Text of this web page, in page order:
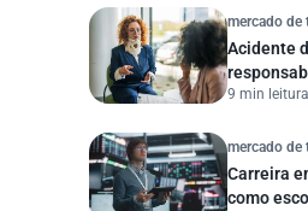
mercado de
Acidente
9 min leitura
mercado de
Carreira
como